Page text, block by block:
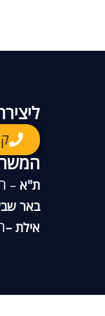
ת"א –
באר
אילת –